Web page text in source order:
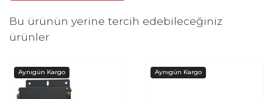
Bu ürünün yerine tercih edebileceğiniz
ürünler